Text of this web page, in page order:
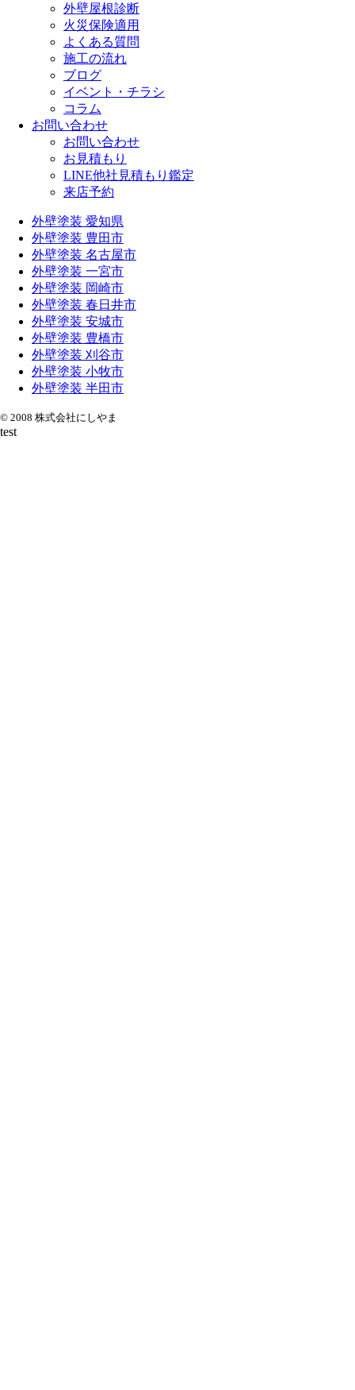
外壁屋根診断
火災保険適用
よくある質問
施工の流れ
ブログ
イベント・チラシ
コラム
お問い合わせ
お問い合わせ
お見積もり
LINE他社見積もり鑑定
来店予約
外壁塗装 愛知県
外壁塗装 豊田市
外壁塗装 名古屋市
外壁塗装 一宮市
外壁塗装 岡崎市
外壁塗装 春日井市
外壁塗装 安城市
外壁塗装 豊橋市
外壁塗装 刈谷市
外壁塗装 小牧市
外壁塗装 半田市
© 2008 株式会社にしやま
test